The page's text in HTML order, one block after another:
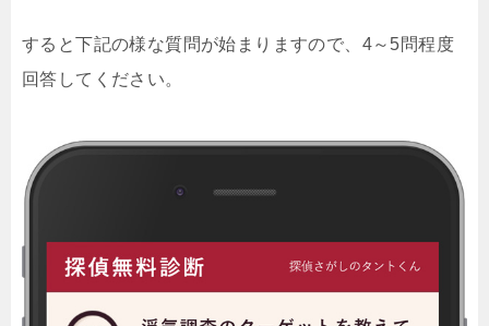
すると下記の様な質問が始まりますので、4～5問程度
回答してください。